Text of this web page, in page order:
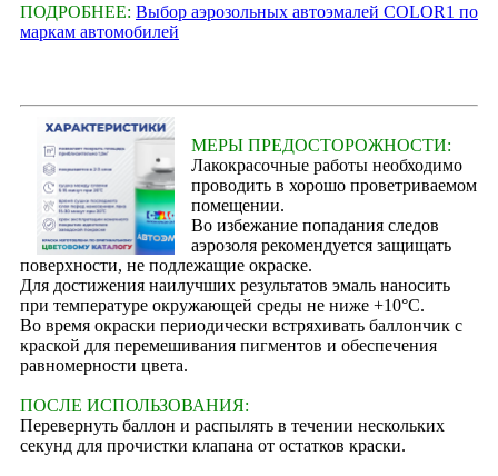
ПОДРОБНЕЕ: Выбор аэрозольных автоэмалей COLOR1 по
маркам автомобилей
МЕРЫ ПРЕДОСТОРОЖНОСТИ:
Лакокрасочные работы необходимо
проводить в хорошо проветриваемом
помещении.
Во избежание попадания следов
аэрозоля рекомендуется защищать
поверхности, не подлежащие окраске.
Для достижения наилучших результатов эмаль наносить
при температуре окружающей среды не ниже +10°С.
Во время окраски периодически встряхивать баллончик с
краской для перемешивания пигментов и обеспечения
равномерности цвета.
ПОСЛЕ ИСПОЛЬЗОВАНИЯ:
Перевернуть баллон и распылять в течении нескольких
секунд для прочистки клапана от остатков краски.